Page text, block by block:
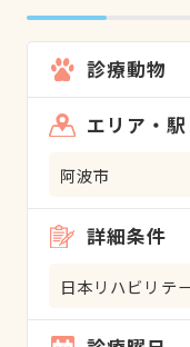
診療動物
エリア・駅
阿波市
詳細条件